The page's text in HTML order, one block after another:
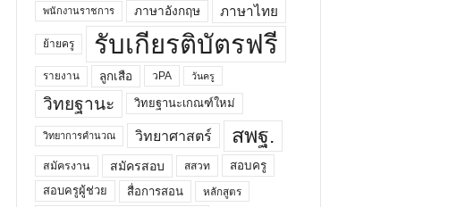
พนักงานราชการ ภาษาอังกฤษ ภาษาไทย
ย้ายครู รับเกียรติบัตรฟรี
รายงาน ลูกเสือ วPA วันครู
วิทยฐานะ วิทยฐานะเกณฑ์ใหม่
วิทยาการคำนวณ วิทยาศาสตร์ สพฐ.
สมัครงาน สมัครสอบ สสวท
สอบครู
สอบครูผู้ช่วย
สื่อการสอน หลักสูตร